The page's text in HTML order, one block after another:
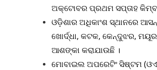
ଅକ୍ଟୋବର ପ୍ରଥମ ସପ୍ତାହ
ଓଡ଼ିଶାର ଅଧିକାଂଶ ସ୍ଥାନରେ
ଖୋର୍ଦ୍ଧା, କଟକ, କେନ୍ଦୁଝର,
ଆଶଙ୍କା କରାଯାଉଛି ।
ମୋବାଇଲ ଅପରେଟିଂ ସିଷ୍ଟମ